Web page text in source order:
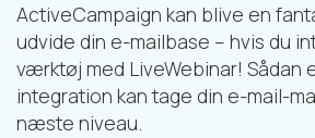
ActiveCampaign kan blive en
udvide din e-mailbase – hvis du
værktøj med LiveWebinar! Sådan
integration kan tage din e-mail-
næste niveau.